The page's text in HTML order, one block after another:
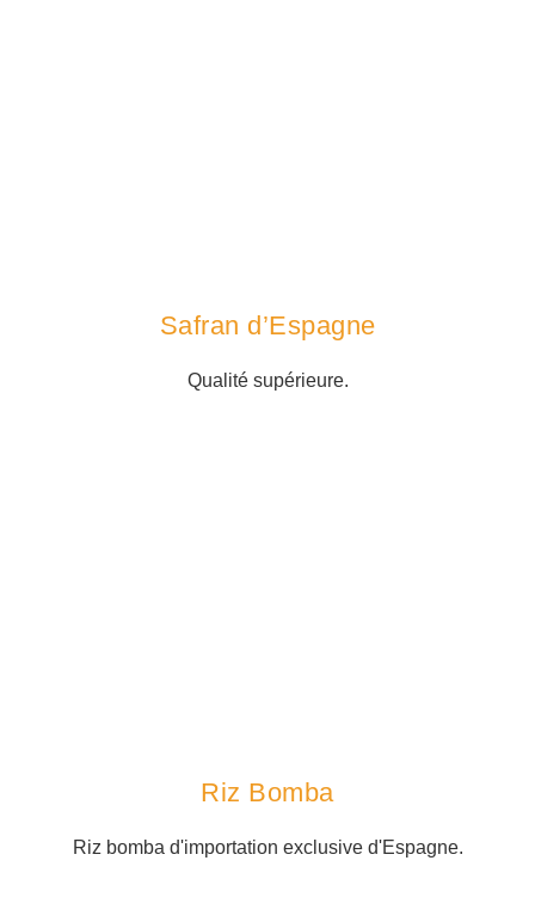
Safran d’Espagne
Qualité supérieure.
Riz Bomba
Riz bomba d'importation exclusive d'Espagne.​